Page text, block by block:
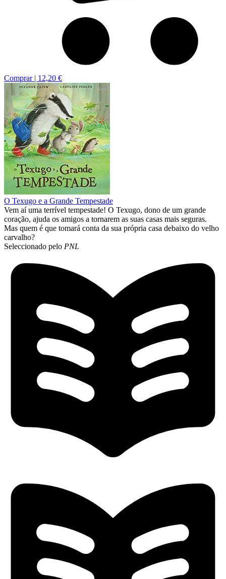
Comprar | 12,20 €
O Texugo e a Grande Tempestade
Vem aí uma terrível tempestade! O Texugo, dono de um grande
coração, ajuda os amigos a tornarem as suas casas mais seguras.
Mas quem é que tomará conta da sua própria casa debaixo do velho
carvalho?
Seleccionado pelo PNL